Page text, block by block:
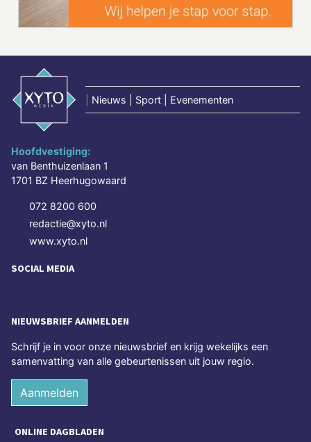
Nieuws | Sport | Evenementen
Hoofdvestiging:
van Benthuizenlaan 1
1701 BZ Heerhugowaard
072 8200 600
redactie@xyto.nl
www.xyto.nl
SOCIAL MEDIA
NIEUWSBRIEF AANMELDEN
Schrijf je in voor onze nieuwsbrief en krijg wekelijks een
samenvatting van alle gebeurtenissen uit jouw regio.
Aanmelden
ONLINE DAGBLADEN